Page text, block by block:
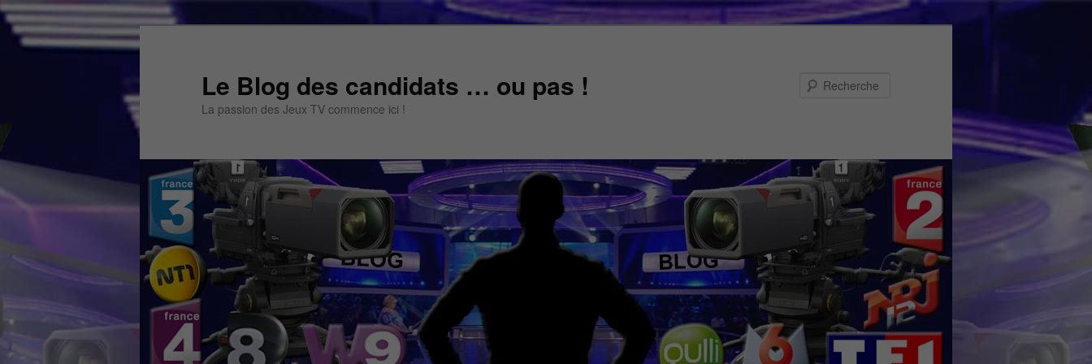
Aller
Le Blog des candidats … ou pas !
La passion des Jeux TV commence ici !